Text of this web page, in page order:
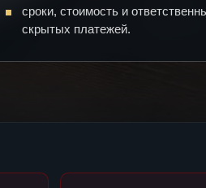
сроки, стоимость и
скрытых платежей.